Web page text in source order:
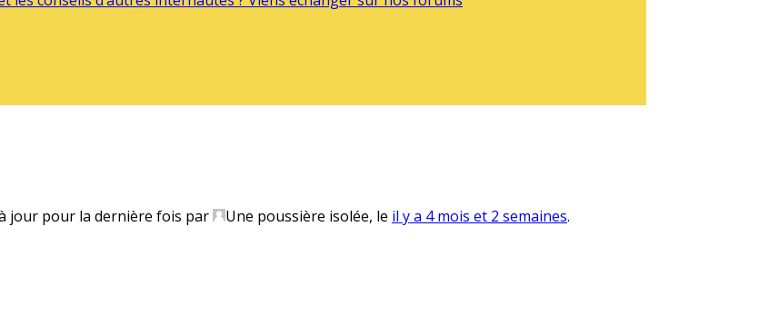
jour pour la dernière fois par Une poussière isolée, le il y a 4 mois et 2 semaines.